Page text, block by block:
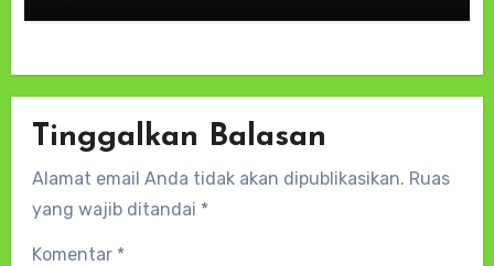
Tinggalkan Balasan
Alamat email Anda tidak akan dipublikasikan. Ruas
yang wajib ditandai *
Komentar *